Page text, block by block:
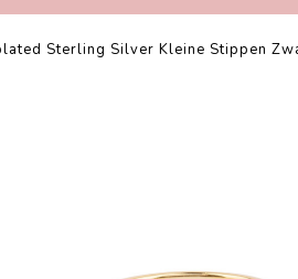
Sterling Silver Kleine Stippen